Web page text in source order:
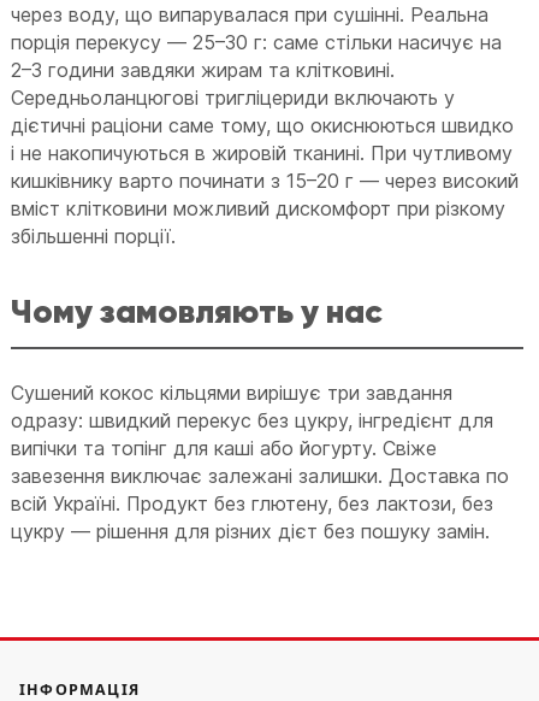
через воду, що випарувалася при сушінні. Реальна
порція перекусу — 25–30 г: саме стільки насичує на
2–3 години завдяки жирам та клітковині.
Середньоланцюгові тригліцериди включають у
дієтичні раціони саме тому, що окиснюються швидко
і не накопичуються в жировій тканині. При чутливому
кишківнику варто починати з 15–20 г — через високий
вміст клітковини можливий дискомфорт при різкому
збільшенні порції.
Чому замовляють у нас
Сушений кокос кільцями вирішує три завдання
одразу: швидкий перекус без цукру, інгредієнт для
випічки та топінг для каші або йогурту. Свіже
завезення виключає залежані залишки. Доставка по
всій Україні. Продукт без глютену, без лактози, без
цукру — рішення для різних дієт без пошуку замін.
ІНФОРМАЦІЯ